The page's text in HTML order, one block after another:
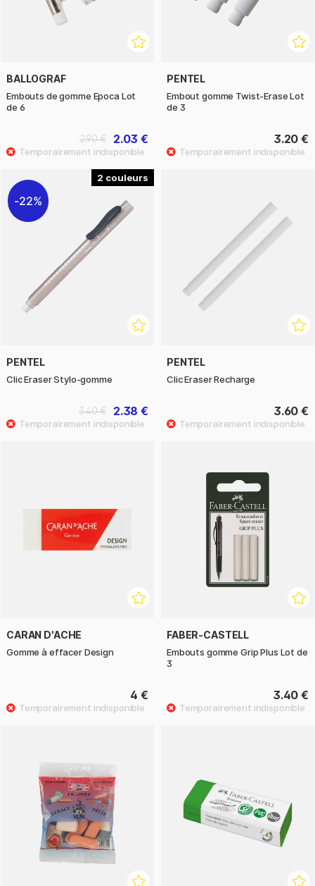
BALLOGRAF
Embouts de gomme Epoca Lot
de 6
2.03 €
2.90 €
PENTEL
Embout gomme Twist-Erase Lot
de 3
3.20 €
2
22%
PENTEL
Clic Eraser Stylo-gomme
2.38 €
3.40 €
PENTEL
Clic Eraser Recharge
3.60 €
CARAN D'ACHE
Gomme à effacer Design
4 €
FABER-CASTELL
Embouts gomme Grip Plus Lot de
3
3.40 €